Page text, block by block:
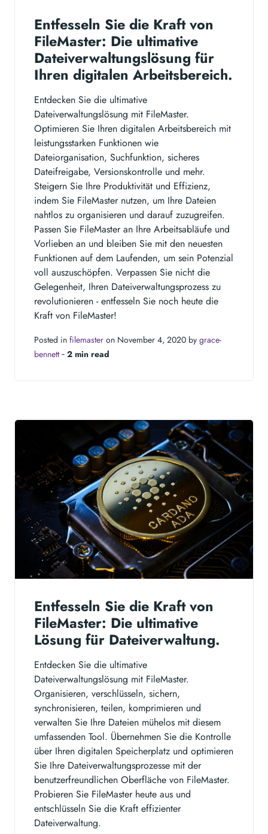
Entfesseln Sie die Kraft von
FileMaster: Die ultimative
Dateiverwaltungslösung für
Ihren digitalen Arbeitsbereich.
Entdecken Sie die ultimative
Dateiverwaltungslösung mit FileMaster.
Optimieren Sie Ihren digitalen Arbeitsbereich mit
leistungsstarken Funktionen wie
Dateiorganisation, Suchfunktion, sicheres
Dateifreigabe, Versionskontrolle und mehr.
Steigern Sie Ihre Produktivität und Effizienz,
indem Sie FileMaster nutzen, um Ihre Dateien
nahtlos zu organisieren und darauf zuzugreifen.
Passen Sie FileMaster an Ihre Arbeitsabläufe und
Vorlieben an und bleiben Sie mit den neuesten
Funktionen auf dem Laufenden, um sein Potenzial
voll auszuschöpfen. Verpassen Sie nicht die
Gelegenheit, Ihren Dateiverwaltungsprozess zu
revolutionieren - entfesseln Sie noch heute die
Kraft von FileMaster!
Posted in filemaster on November 4, 2020 by grace-
bennett‐ 2 min read
Entfesseln Sie die Kraft von
FileMaster: Die ultimative
Lösung für Dateiverwaltung.
Entdecken Sie die ultimative
Dateiverwaltungslösung mit FileMaster.
Organisieren, verschlüsseln, sichern,
synchronisieren, teilen, komprimieren und
verwalten Sie Ihre Dateien mühelos mit diesem
umfassenden Tool. Übernehmen Sie die Kontrolle
über Ihren digitalen Speicherplatz und optimieren
Sie Ihre Dateiverwaltungsprozesse mit der
benutzerfreundlichen Oberfläche von FileMaster.
Probieren Sie FileMaster heute aus und
entschlüsseln Sie die Kraft effizienter
Dateiverwaltung.